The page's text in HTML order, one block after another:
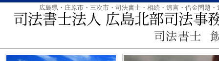
広島県・庄原市・三次市・司法書士・相続・遺言・借金問題